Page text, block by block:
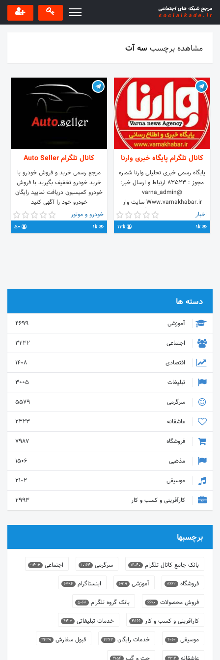
مشاهده برچسب سه آت
کانال تلگرام پایگاه خبری وارنا
پایگاه رسمی خبری تحلیلی وارنا شماره
مجوز : ۸۳۵۲۳ ارتباط و ارسال خبر:
@varna_admin
Www.varnakhabar.ir سایت وار
🔴لینک کانال 👇
https://t.me/joinchat/AAAAAEJfEG4We3zuiudpDA
@varna_tabligh
اخبار
1k
13k
کانال تلگرام Auto Seller
مرجع رسمی خرید و فروش خودرو با
خرید خودرو تخفیف بگیرید با فروش
خودرو کمیسیون دریافت نمایید رایگان
خودرو خود را آگهی کنید
خودرو و موتور
1k
دسته ها
آموزشی
4699
اجتماعی
3232
اقتصادی
1408
تبلیغات
3005
سرگرمی
5579
عاشقانه
2323
فروشگاه
7987
مذهبی
1506
موسیقی
2102
کارآفرینی و کسب و کار
2993
برچسبها
بانک جامع کانال تلگرام 16040 سرگرمی 10164 اجتماعی 9493
فروشگاه 8662 آموزشی 6919 اینستاگرام 6794
فروش محصولات 6690 بانک گروه تلگرام 5068
کارآفرینی و کسب و کار 4866 خدمات تبلیغاتی 4417
موسیقی 4060 خدمات رایگان 3363 قبول سفارش 3339